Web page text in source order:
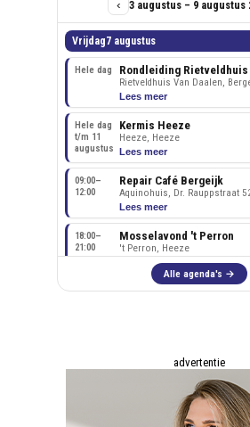
advertentie